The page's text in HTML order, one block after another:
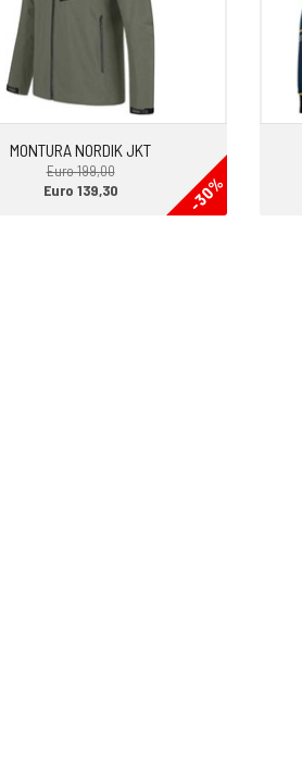
MONTURA NORDIK JKT
Euro 199,00
-30%
Euro 139,30